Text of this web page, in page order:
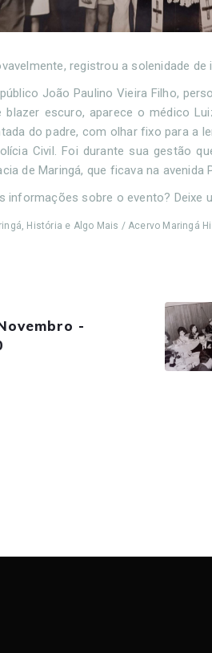
registrou a solenidade
João Paulino Vieira Filho,
escuro, aparece o médico
do padre, com olhar fixo para a
Civil. Foi durante sua gestão
de Maringá, que ficava na avenida
informações sobre o evento? Deixe
História e Algo Mais / Acervo Maringá
-